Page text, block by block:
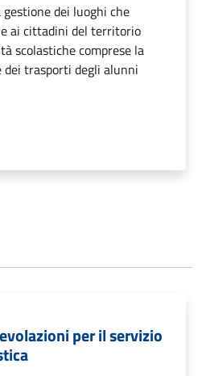
dei luoghi che
ai cittadini del territorio
scolastiche comprese la
dei trasporti degli alunni
per il servizio